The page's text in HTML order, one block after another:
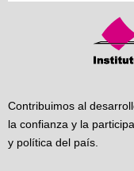
Contribuimos al
la confianza y la
y política del país.